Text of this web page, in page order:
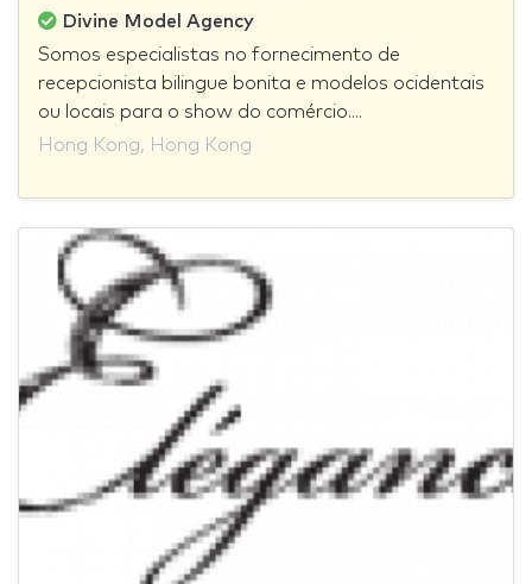
Divine Model Agency
Somos especialistas no fornecimento de
recepcionista bilingue bonita e modelos ocidentais
ou locais para o show do comércio....
Hong Kong, Hong Kong